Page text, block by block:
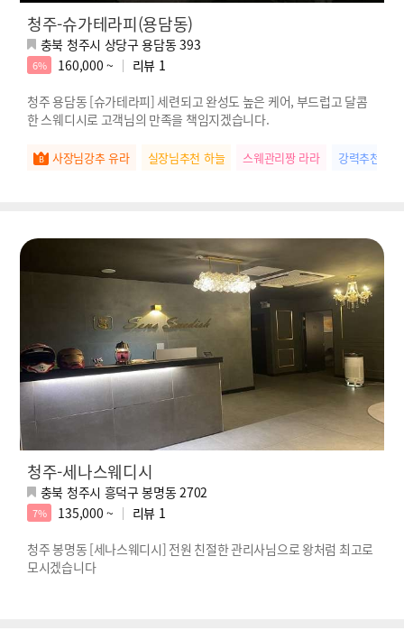
청주-슈가테라피(용담동)
충북 청주시 상당구 용담동 393
6% 160,000 ~ 리뷰 1
청주 용담동 [슈가테라피] 세련되고 완성도 높은 케어, 부드럽고 달콤
한 스웨디시로 고객님의 만족을 책임지겠습니다.
사장님강추 유라 실장님추천 하늘 스웨관리짱 라라 강력추천 민희
청주-세나스웨디시
충북 청주시 흥덕구 봉명동 2702
7% 135,000 ~ 리뷰 1
청주 봉명동 [세나스웨디시] 전원 친절한 관리사님으로 왕처럼 최고로
모시겠습니다